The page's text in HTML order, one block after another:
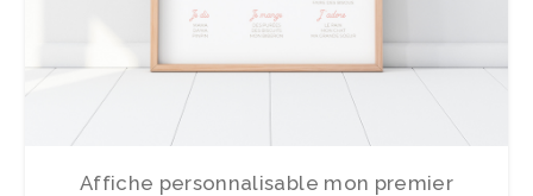
Affiche personnalisable mon premier